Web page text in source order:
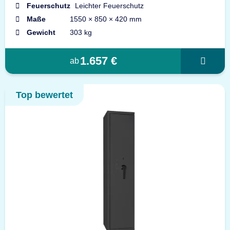
Feuerschutz
Leichter Feuerschutz
Maße
1550 × 850 × 420 mm
Gewicht
303 kg
ab1.657 €
Top bewertet